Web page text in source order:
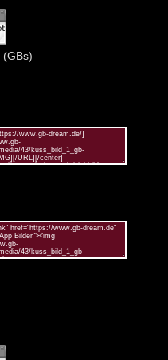
(GBs)